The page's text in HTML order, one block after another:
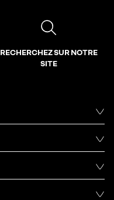
RECHERCHEZ SUR NOTRE
SITE